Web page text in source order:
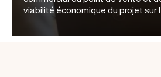
viabilité économique du projet sur